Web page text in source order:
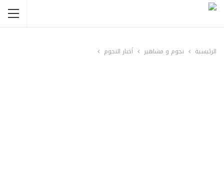
الرئيسية نجوم و مشاهير أخبار النجوم